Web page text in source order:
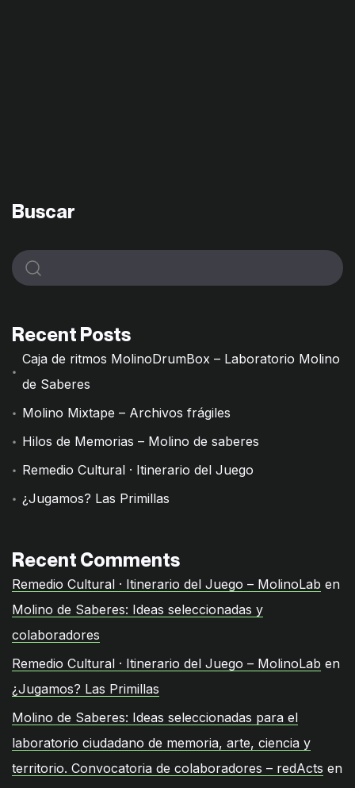
Buscar
Recent Posts
Caja de ritmos MolinoDrumBox – Laboratorio Molino
de Saberes
Molino Mixtape – Archivos frágiles
Hilos de Memorias – Molino de saberes
Remedio Cultural · Itinerario del Juego
¿Jugamos? Las Primillas
Recent Comments
Remedio Cultural · Itinerario del Juego – MolinoLab en
Molino de Saberes: Ideas seleccionadas y
colaboradores
Remedio Cultural · Itinerario del Juego – MolinoLab en
¿Jugamos? Las Primillas
Molino de Saberes: Ideas seleccionadas para el
laboratorio ciudadano de memoria, arte, ciencia y
territorio. Convocatoria de colaboradores – redActs en